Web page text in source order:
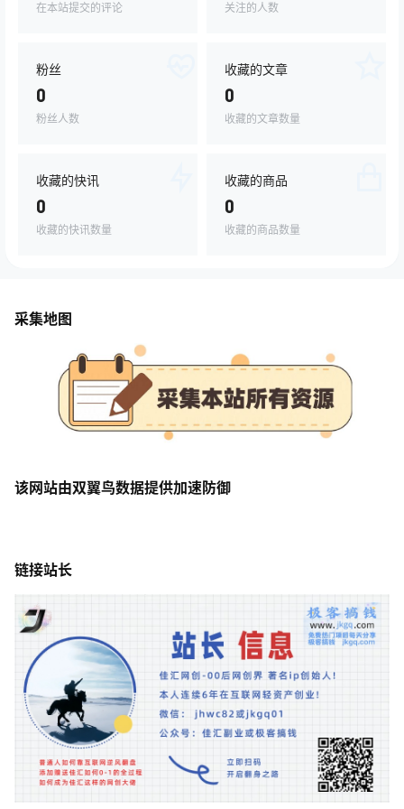
在本站提交的评论 关注的人数
粉丝
0
粉丝人数
收藏的文章
0
收藏的文章数量
收藏的快讯
0
收藏的快讯数量
收藏的商品
0
收藏的商品数量
采集地图
该网站由双翼鸟数据提供加速防御
链接站长